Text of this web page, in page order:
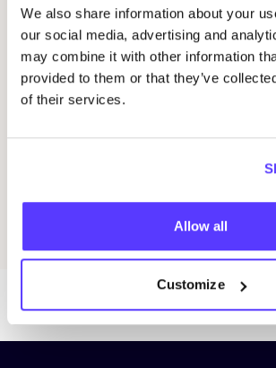
We also share information about your
our social media, advertising and
may combine it with other information
provided to them or that they’ve
of their services.
Allow all
Customize
Kringloopwinkel Okazi Hasselt
Winkelevenement